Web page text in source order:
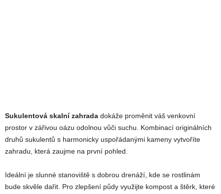
Sukulentová skalní zahrada dokáže proměnit váš venkovní
prostor v zářivou oázu odolnou vůči suchu. Kombinací originálních
druhů sukulentů s harmonicky uspořádanými kameny vytvoříte
zahradu, která zaujme na první pohled.
Ideální je slunné stanoviště s dobrou drenáží, kde se rostlinám
bude skvěle dařit. Pro zlepšení půdy využijte kompost a štěrk, které